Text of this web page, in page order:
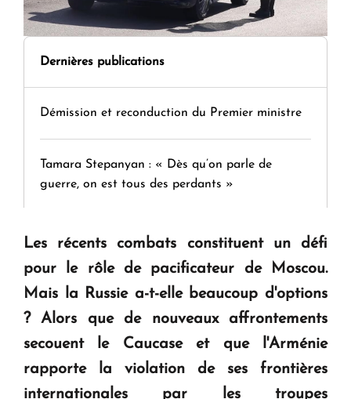
Dernières publications
Démission et reconduction du Premier ministre
Tamara Stepanyan : « Dès qu’on parle de
guerre, on est tous des perdants »
" Tant qu'il n'existe pas d'alternative concrète, la
KASA : 30 ans d'audace, de résilience et d'avenir
en Arménie
Le premier hôtel Hyatt Regency d'Arménie
Les récents combats constituent un défi
pour le rôle de pacificateur de Moscou.
Mais la Russie a-t-elle beaucoup d'options
? Alors que de nouveaux affrontements
secouent le Caucase et que l'Arménie
rapporte la violation de ses frontières
internationales par les troupes